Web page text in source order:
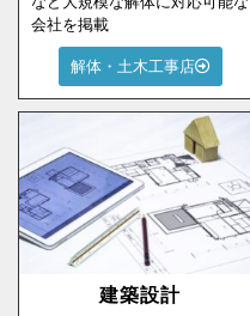
会社を掲載
解体・土木工事店
建築設計